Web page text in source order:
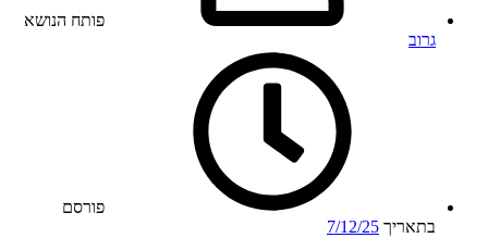
פותח הנושא
גרוב
פורסם
בתאריך 7/12/25